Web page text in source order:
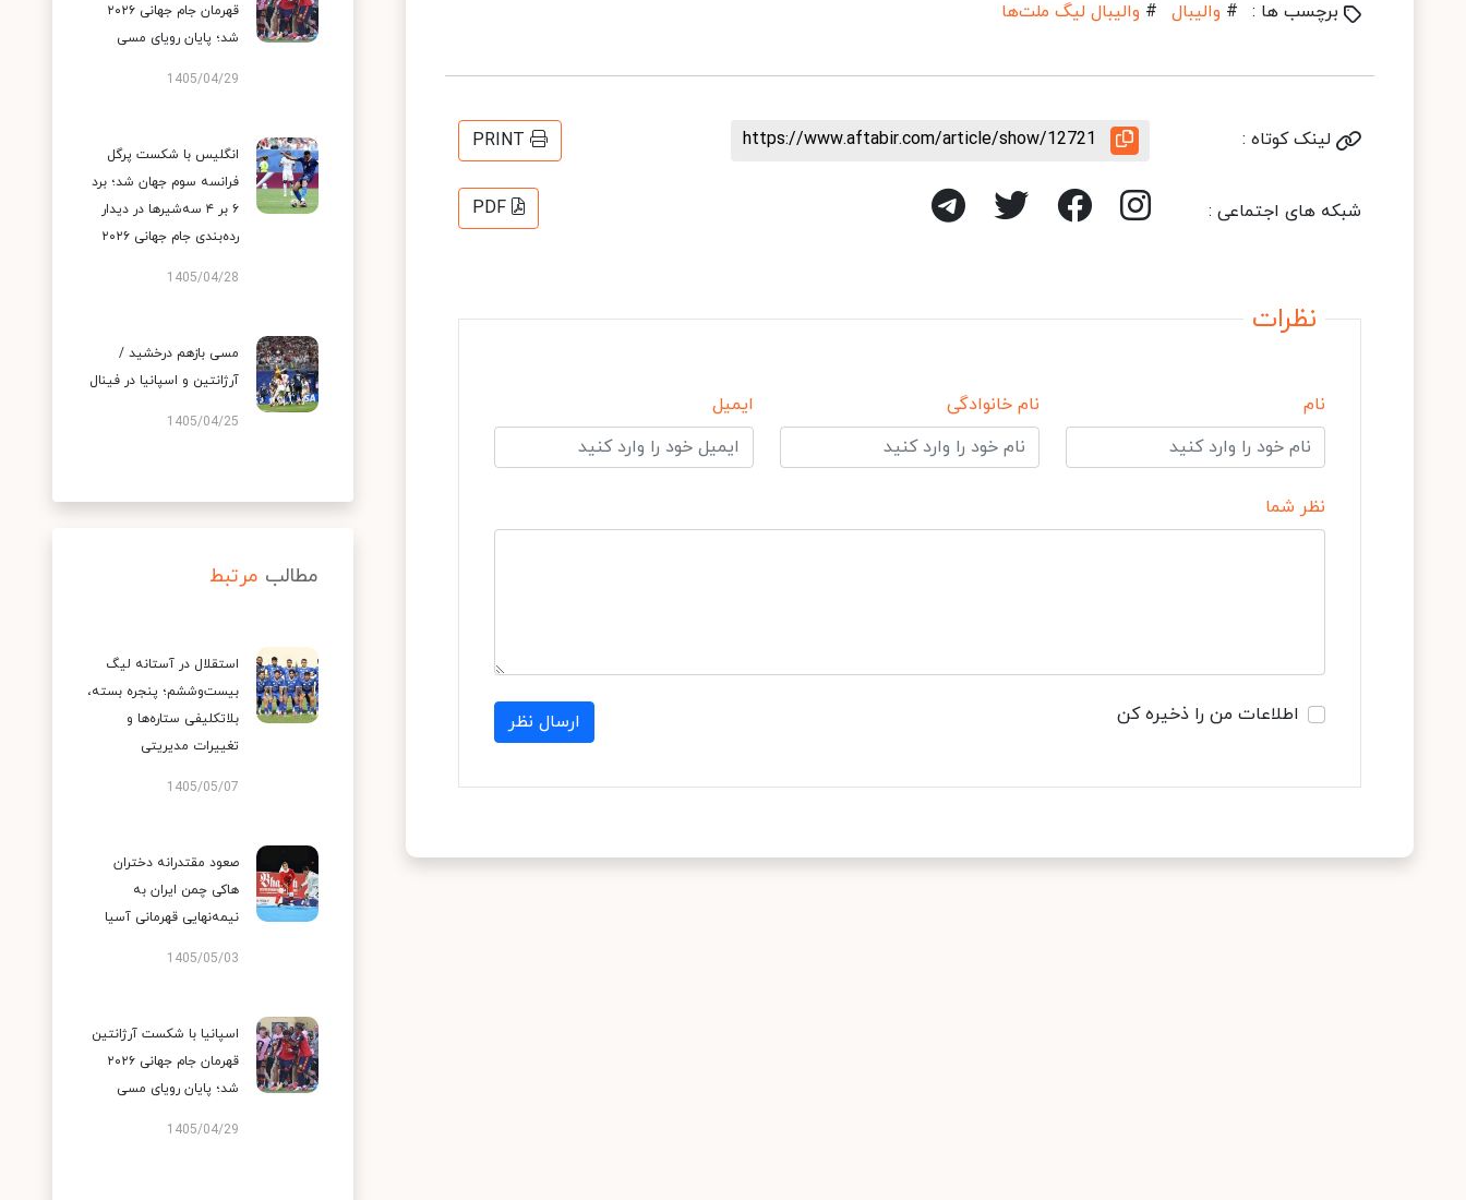
برچسب ها : # والیبال # والیبال لیگ ملت‌ها
لینک کوتاه : https://www.aftabir.com/article/show/12721
PRINT
شبکه های اجتماعی : PDF
نظرات
نام نام خانوادگی ایمیل
نظر شما
اطلاعات من را ذخیره کن ارسال نظر
قهرمان جام جهانی ۲۰۲۶
شد؛ پایان رویای مسی
1405/04/29
انگلیس با شکست پرگل
فرانسه سوم جهان شد؛ برد
۶ بر ۴ سه‌شیرها در دیدار
رده‌بندی جام جهانی ۲۰۲۶
1405/04/28
مسی بازهم درخشید /
آرژانتین و اسپانیا در فینال
1405/04/25
مطالب مرتبط
استقلال در آستانه لیگ
بیست‌وششم؛ پنجره بسته،
بلاتکلیفی ستاره‌ها و
تغییرات مدیریتی
1405/05/07
صعود مقتدرانه دختران
هاکی چمن ایران به
نیمه‌نهایی قهرمانی آسیا
1405/05/03
اسپانیا با شکست آرژانتین
قهرمان جام جهانی ۲۰۲۶
شد؛ پایان رویای مسی
1405/04/29